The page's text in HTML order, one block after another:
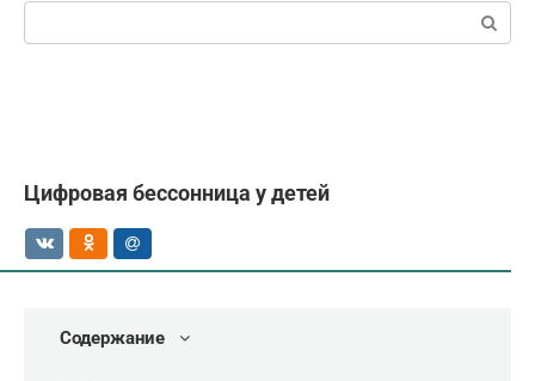
Поиск:
Цифровая бессонница у детей
Содержание